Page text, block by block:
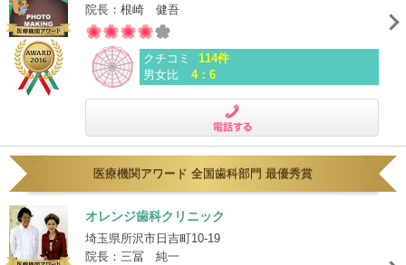
院長：根崎 健吾
クチコミ
114件
男女比
4：6
電話する
医療機関アワード 全国歯科部門 最優秀賞
オレンジ歯科クリニック
埼玉県所沢市日吉町10-19
院長：三冨 純一